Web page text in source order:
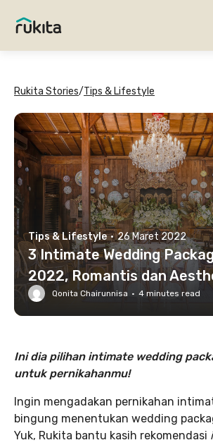
Rukita Stories/Tips & Lifestyle
Tips & Lifestyle · 26 Maret 2022
3 Intimate Wedding
2022, Romantis dan
Qonita Chairunnisa · 4 minutes read
Ini dia pilihan intimate wedding
untuk pernikahanmu!
Ingin mengadakan pernikahan
bingung menentukan wedding
Yuk, Rukita bantu kasih rekomendasi